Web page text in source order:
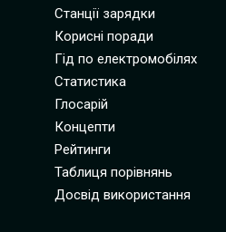
Станції зарядки
Корисні поради
Гід по електромобілях
Статистика
Глосарій
Концепти
Рейтинги
Таблиця порівнянь
Досвід використання